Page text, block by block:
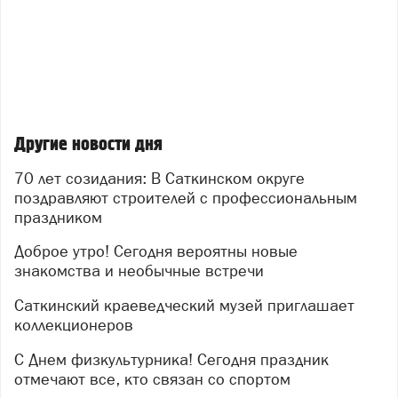
результаты — надёжными и долговечными.
Изображение: нейросеть
Другие новости дня
70 лет созидания: В Саткинском округе
поздравляют строителей с профессиональным
праздником
Доброе утро! Сегодня вероятны новые
знакомства и необычные встречи
Саткинский краеведческий музей приглашает
коллекционеров
С Днем физкультурника! Сегодня праздник
отмечают все, кто связан со спортом